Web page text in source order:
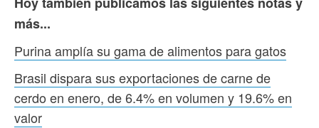
más...
Purina amplía su gama de alimentos para gatos
Brasil dispara sus exportaciones de carne de
cerdo en enero, de 6.4% en volumen y 19.6% en
valor